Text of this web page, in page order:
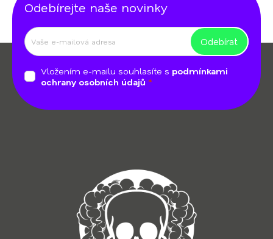
Odebírejte naše novinky
Vložením e-mailu souhlasíte s podmínkami
ochrany osobních údajů
Odebírat